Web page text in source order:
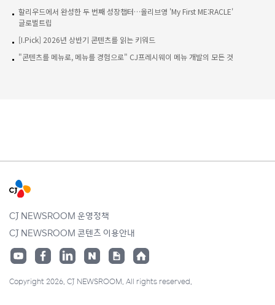
할리우드에서 완성한 두 번째 성장챕터…올리브영 'My First ME:RACLE'
글로벌트립
[I.Pick] 2026년 상반기 콘텐츠를 읽는 키워드
"콘텐츠를 메뉴로, 메뉴를 경험으로" CJ프레시웨이 메뉴 개발의 모든 것
CJ NEWSROOM 운영정책
CJ NEWSROOM 콘텐츠 이용안내
Copyright 2026. CJ NEWSROOM. All rights reserved.